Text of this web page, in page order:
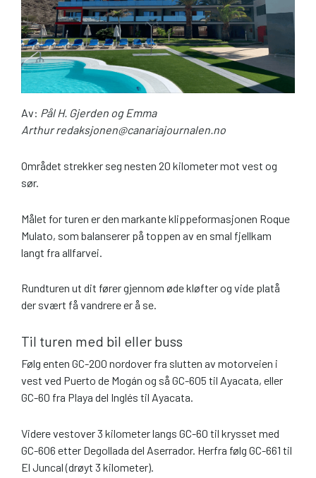
Av: Pål H. Gjerden og Emma
Arthur redaksjonen@canariajournalen.no
Området strekker seg nesten 20 kilometer mot vest og
sør.
Målet for turen er den markante klippeformasjonen Roque
Mulato, som balanserer på toppen av en smal fjellkam
langt fra allfarvei.
Rundturen ut dit fører gjennom øde kløfter og vide platå
der svært få vandrere er å se.
Til turen med bil eller buss
Følg enten GC-200 nordover fra slutten av motorveien i
vest ved Puerto de Mogán og så GC-605 til Ayacata, eller
GC-60 fra Playa del Inglés til Ayacata.
Videre vestover 3 kilometer langs GC-60 til krysset med
GC-606 etter Degollada del Aserrador. Herfra følg GC-661 til
El Juncal (drøyt 3 kilometer).